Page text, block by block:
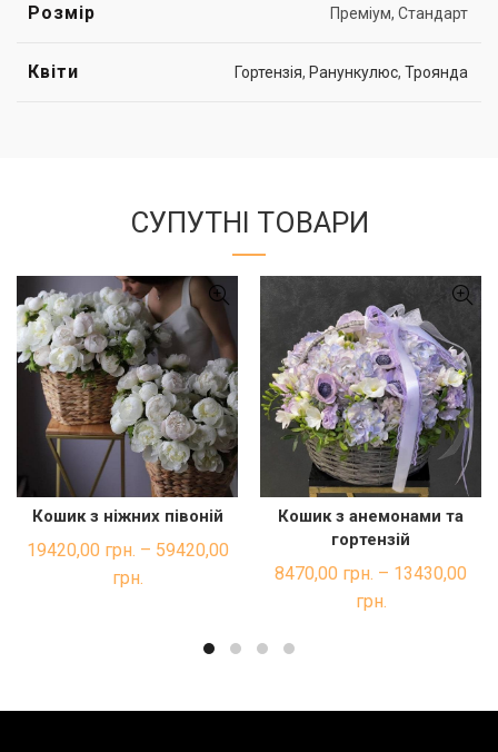
Розмір Преміум, Стандарт
Квіти Гортензія, Ранункулюс, Троянда
СУПУТНІ ТОВАРИ
ШВИДКА ПОКУПКА
Кошик з ніжних півоній
19420,00 грн. – 59420,00
грн.
ШВИДКА ПОКУПКА
Кошик з анемонами та
гортензій
8470,00 грн. – 13430,00
грн.